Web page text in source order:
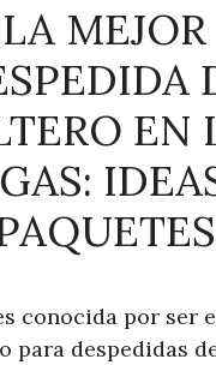
LA MEJOR
EN
conocida por ser
para despedidas